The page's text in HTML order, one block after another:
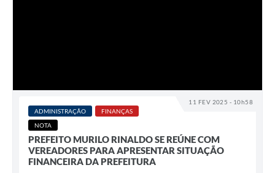
11 FEV 2025 - 10h58
ADMINISTRAÇÃO
FINANÇAS
NOTA
PREFEITO MURILO RINALDO SE REÚNE COM
VEREADORES PARA APRESENTAR SITUAÇÃO
FINANCEIRA DA PREFEITURA